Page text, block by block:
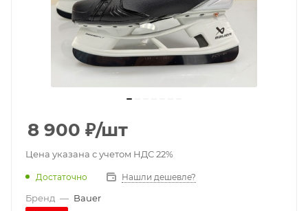
8 900 ₽/шт
Цена указана с учетом НДС 22%
Достаточно Нашли дешевле?
Бренд — Bauer